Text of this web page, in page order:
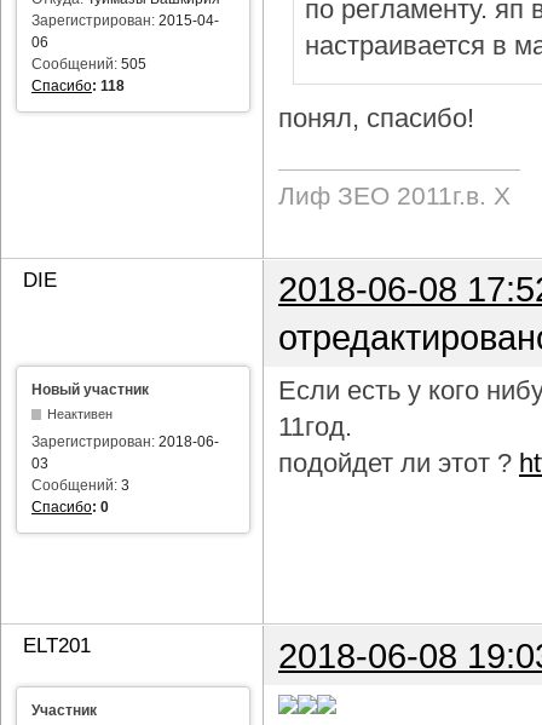
Зарегистрирован: 2015-04-
06
Сообщений: 505
Спасибо: 118
по регламенту.
настраивается в
понял, спасибо!
Лиф ЗЕО 2011г.в. Х
DIE
2018-06-08
Новый участник
Неактивен
Зарегистрирован: 2018-06-
03
Сообщений: 3
Спасибо: 0
Если есть у кого
11год.
подойдет ли этот ?
ELT201 2018-06-08
Участник